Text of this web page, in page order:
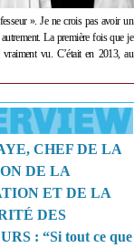
». Je ne crois pas avoir un
La première fois que je
vu. C’était en 2013, au
CHEF DE LA
DE LA
ET DE LA
DES
: “Si tout ce que